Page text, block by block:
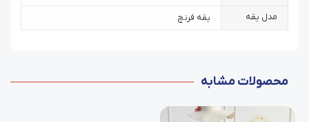
مدل یقه یقه فرنچ
محصولات مشابه